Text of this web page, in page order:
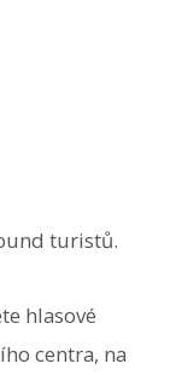
turistů.
hlasové
centra, na